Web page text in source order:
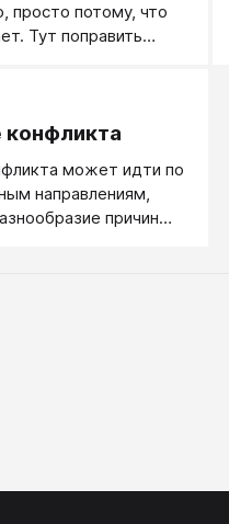
просто потому, что
Тут поправить
может идти по
направлениям,
причин